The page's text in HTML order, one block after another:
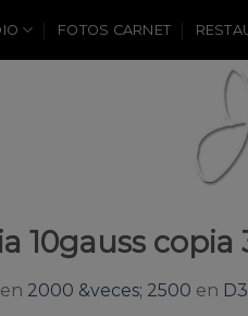
FOTOS CARNET
10gauss copia
en 2000 &veces; 2500 en